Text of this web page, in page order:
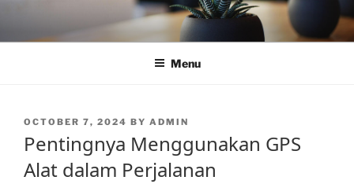
content
Menu
POSTED
OCTOBER 7, 2024 BY ADMIN
Pentingnya Menggunakan GPS
Alat dalam Perjalanan